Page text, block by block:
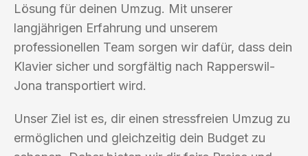
Lösung für deinen Umzug. Mit unserer
langjährigen Erfahrung und unserem
professionellen Team sorgen wir dafür, dass dein
Klavier sicher und sorgfältig nach Rapperswil-
Jona transportiert wird.
Unser Ziel ist es, dir einen stressfreien Umzug zu
ermöglichen und gleichzeitig dein Budget zu